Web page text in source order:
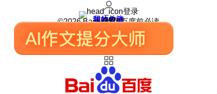
登录
我的关注
我的收藏
皮肤中心
用户反馈
设置
©2026 Baidu 使用百度前必读